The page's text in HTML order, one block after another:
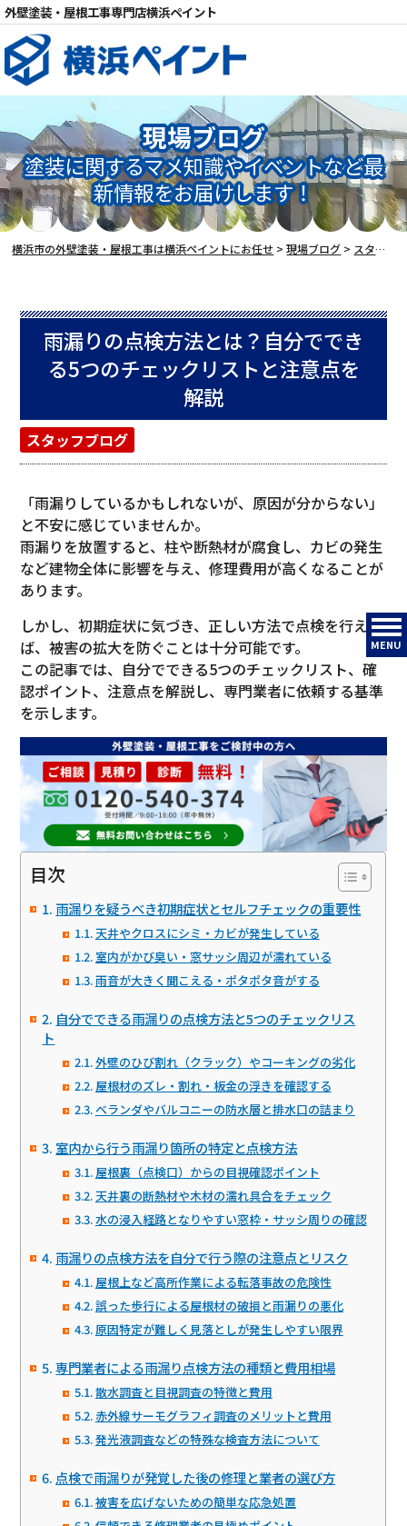
外壁塗装・屋根工事専門店横浜ペイント
電話
MENU
現場ブログ
塗装に関するマメ知識やイベントなど最
新情報をお届けします！
横浜市の外壁塗装・屋根工事は横浜ペイントにお任せ >現場ブログ > スタッフブログ
雨漏りの点検方法とは？自分ででき
る5つのチェックリストと注意点を
解説
スタッフブログ
「雨漏りしているかもしれないが、原因が分からない」
と不安に感じていませんか。
雨漏りを放置すると、柱や断熱材が腐食し、カビの発生
など建物全体に影響を与え、修理費用が高くなることが
あります。
しかし、初期症状に気づき、正しい方法で点検を行え
ば、被害の拡大を防ぐことは十分可能です。
この記事では、自分でできる5つのチェックリスト、確
認ポイント、注意点を解説し、専門業者に依頼する基準
を示します。
目次
雨漏りを疑うべき初期症状とセルフチェックの重要性
天井やクロスにシミ・カビが発生している
室内がかび臭い・窓サッシ周辺が濡れている
雨音が大きく聞こえる・ポタポタ音がする
自分でできる雨漏りの点検方法と5つのチェックリス
ト
外壁のひび割れ（クラック）やコーキングの劣化
屋根材のズレ・割れ・板金の浮きを確認する
ベランダやバルコニーの防水層と排水口の詰まり
室内から行う雨漏り箇所の特定と点検方法
屋根裏（点検口）からの目視確認ポイント
天井裏の断熱材や木材の濡れ具合をチェック
水の浸入経路となりやすい窓枠・サッシ周りの確認
雨漏りの点検方法を自分で行う際の注意点とリスク
屋根上など高所作業による転落事故の危険性
誤った歩行による屋根材の破損と雨漏りの悪化
原因特定が難しく見落としが発生しやすい限界
専門業者による雨漏り点検方法の種類と費用相場
散水調査と目視調査の特徴と費用
赤外線サーモグラフィ調査のメリットと費用
発光液調査などの特殊な検査方法について
点検で雨漏りが発覚した後の修理と業者の選び方
被害を広げないための簡単な応急処置